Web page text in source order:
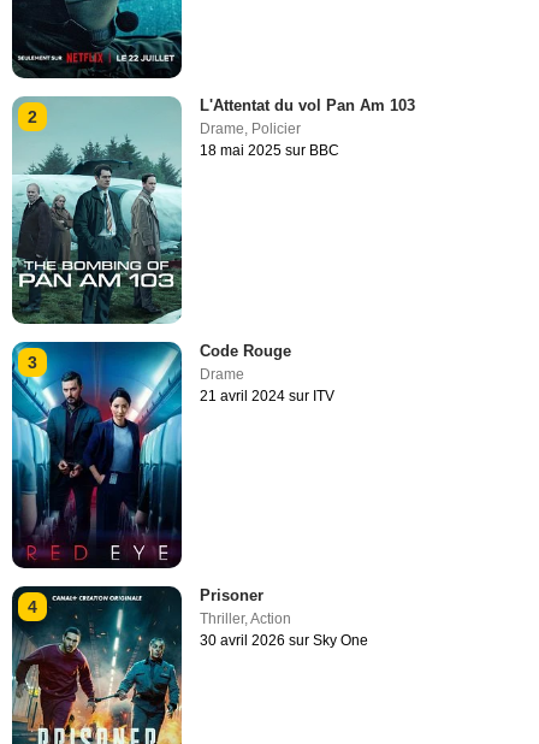
2
L'Attentat du vol Pan Am 103
Drame, Policier
18 mai 2025 sur BBC
3
Code Rouge
Drame
21 avril 2024 sur ITV
4
Prisoner
Thriller,Action
30 avril 2026 sur Sky One